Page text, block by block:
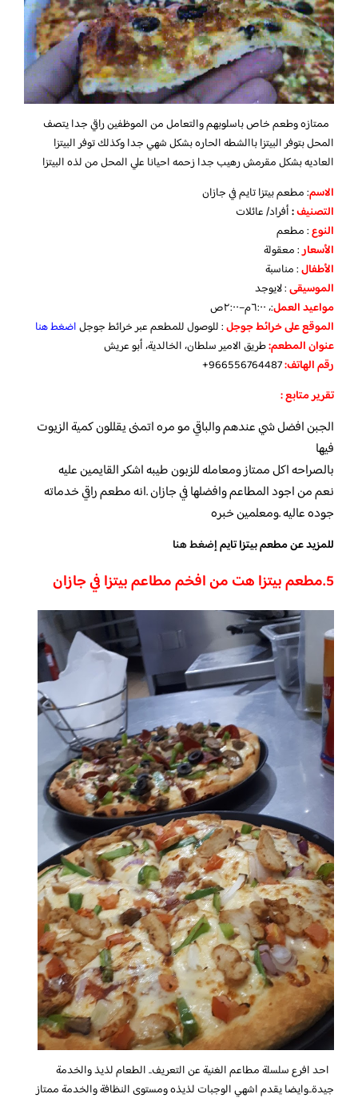
ممتازه وطعم خاص باسلوبهم والتعامل من الموظفين راقي جدا يتصف
المحل بتوفر البيتزا باالشطه الحاره بشكل شهي جدا وكذلك توفر البيتزا
العاديه بشكل مقرمش رهيب جدا زحمه احيانا علي المحل من لذه البيتزا
الاسم: مطعم بيتزا تايم في جازان
التصنيف:أفراد/ عائلات
النوع: مطعم
الأسعار: معقولة
الأطفال: مناسبة
الموسيقى: لايوجد
مواعيدالعمل:، ٦:٠٠م–٢:٠٠ص
الموقععلىخرائطجوجل: للوصول للمطعم عبر خرائط جوجلاضغط هنا
عنوان المطعم:طريق الامير سلطان، الخالدية، أبو عريش
رقم الهاتف:
تقرير متابع :
الجبن افضل شي عندهم والباقي مو مره اتمنى يقللون كمية الزيوت
فيها
بالصراحه اكل ممتاز ومعامله للزبون طيبه اشكر القايمين عليه
نعم من اجود المطاعم وافضلها في جازان .انه مطعم راقي خدماته
جوده عاليه .ومعلمين خبره
للمزيد عن مطعم بيتزا تايمإضغط هنا
5.مطعم بيتزا هت من افخم مطاعم بيتزا في جازان
احد افرع سلسلة مطاعم الغنية عن التعريف.. الطعام لذيذ والخدمة
جيدة..وايضا يقدم اشهي الوجبات لذيذه ومستوى النظافة والخدمة ممتاز